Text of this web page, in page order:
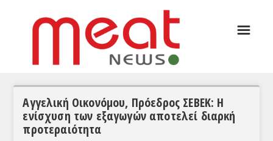
ΣΥΝΕΝΤΕΥΞΕΙΣ
☰
Αγγελική Οικονόμου, Πρόεδρος ΣΕΒΕΚ: Η
ενίσχυση των εξαγωγών αποτελεί διαρκή
προτεραιότητα